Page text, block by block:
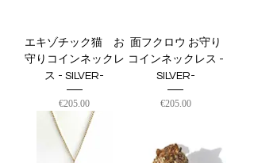
エキゾチック猫 お
守りコインネックレ
ス - SILVER-
価格
€205.00
面フクロウ お守り
コインネックレス -
SILVER-
価格
€205.00